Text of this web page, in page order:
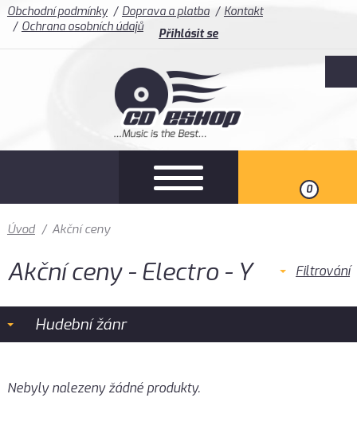
Obchodní podmínky Doprava a platba
Kontakt
Ochrana osobních údajů
Přihlásit se
0
Úvod / Akční ceny
Akční ceny - Electro - Y Filtrování
Hudební žánr
Nebyly nalezeny žádné produkty.